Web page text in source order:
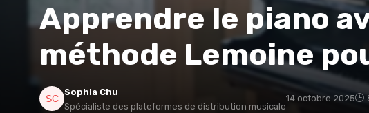
Apprendre le piano
méthode Lemoine
Sophia Chu
Spécialiste des plateformes de distribution musicale
14 octobre 2025